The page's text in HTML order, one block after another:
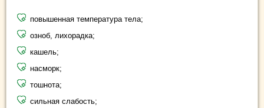
повышенная температура тела;
озноб, лихорадка;
кашель;
насморк;
тошнота;
сильная слабость;